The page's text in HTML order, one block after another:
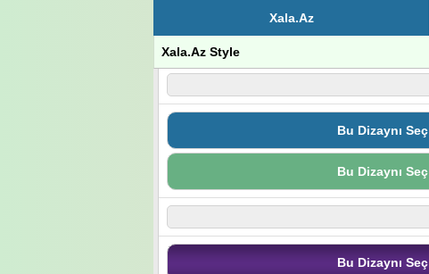
Xala.Az
Xala.Az Style
Bu Dizaynı Seç
Bu Dizaynı Seç
Bu Dizaynı Seç